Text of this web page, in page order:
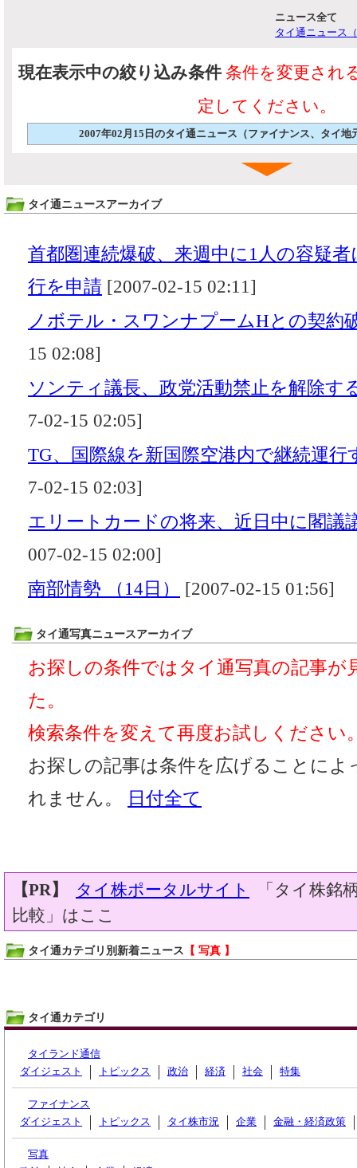
ニュース全て
タイ通ニュース
現在表示中の絞り込み条件 条件を変更され
定してください。
2007年02月15日のタイ通ニュース（ファイナンス、タイ地
タイ通ニュースアーカイブ
首都圏連続爆破、来週中に1人の容疑
行を申請 [2007-02-15 02:11]
ノボテル・スワンナプームHとの契約
15 02:08]
ソンティ議長、政党活動禁止を解除す
7-02-15 02:05]
TG、国際線を新国際空港内で継続運行
7-02-15 02:03]
エリートカードの将来、近日中に閣議
007-02-15 02:00]
南部情勢 （14日）
[2007-02-15 01:56]
タイ通写真ニュースアーカイブ
お探しの条件ではタイ通写真の記事が
た。
検索条件を変えて再度お試しください
お探しの記事は条件を広げることに
れません。
日付全て
【PR】 タイ株ポータルサイト
「タイ株銘
比較」はここ
タイ通カテゴリ別新着ニュース 【 写真 】
タイ通カテゴリ
タイランド通信
ダイジェスト
トピックス 政治 経済 社会 特集
ファイナンス
ダイジェスト
トピックス タイ株市況 企業 金融・経済政策
写真